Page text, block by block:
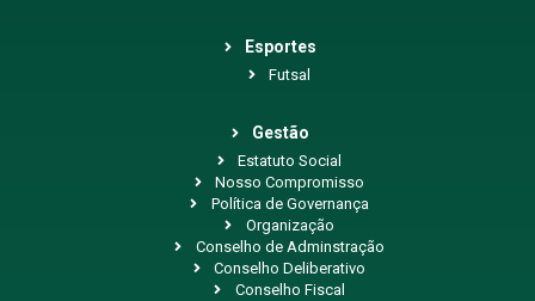
Esportes
Futsal
Gestão
Estatuto Social
Nosso Compromisso
Política de Governança
Organização
Conselho de Adminstração
Conselho Deliberativo
Conselho Fiscal